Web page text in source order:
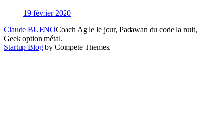
19 février 2020
Claude BUENOCoach Agile le jour, Padawan du code la nuit,
Geek option métal.
Startup Blog by Compete Themes.